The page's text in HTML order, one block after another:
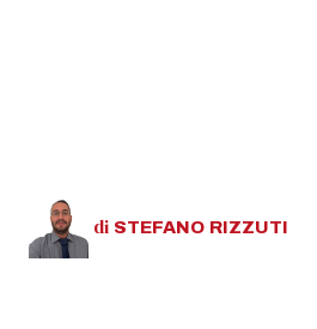
di STEFANO RIZZUTI